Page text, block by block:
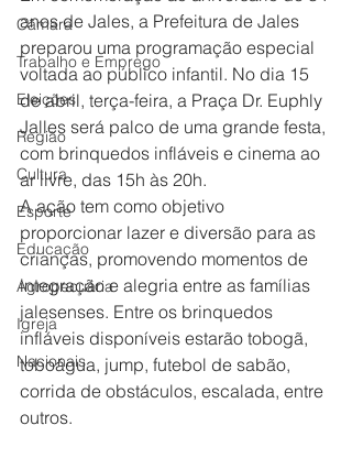
Câmara
Trabalho e Emprego
Eleições
Região
Cultura
Esporte
Educação
Agropecuária
Igreja
Nacionais
anos de Jales, a Prefeitura de Jales
preparou uma programação especial
voltada ao público infantil. No dia 15
de abril, terça-feira, a Praça Dr. Euphly
Jalles será palco de uma grande festa,
com brinquedos infláveis e cinema ao
ar livre, das 15h às 20h.
A ação tem como objetivo
proporcionar lazer e diversão para as
crianças, promovendo momentos de
integração e alegria entre as famílias
jalesenses. Entre os brinquedos
infláveis disponíveis estarão tobogã,
toboágua, jump, futebol de sabão,
corrida de obstáculos, escalada, entre
outros.